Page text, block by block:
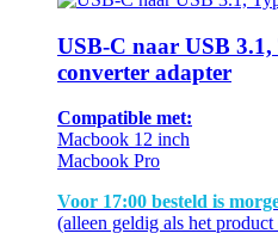
USB-C naar USB
converter adapter
Compatible met:
Macbook 12 inch
Macbook Pro
Voor 17:00 besteld is
(alleen geldig als het